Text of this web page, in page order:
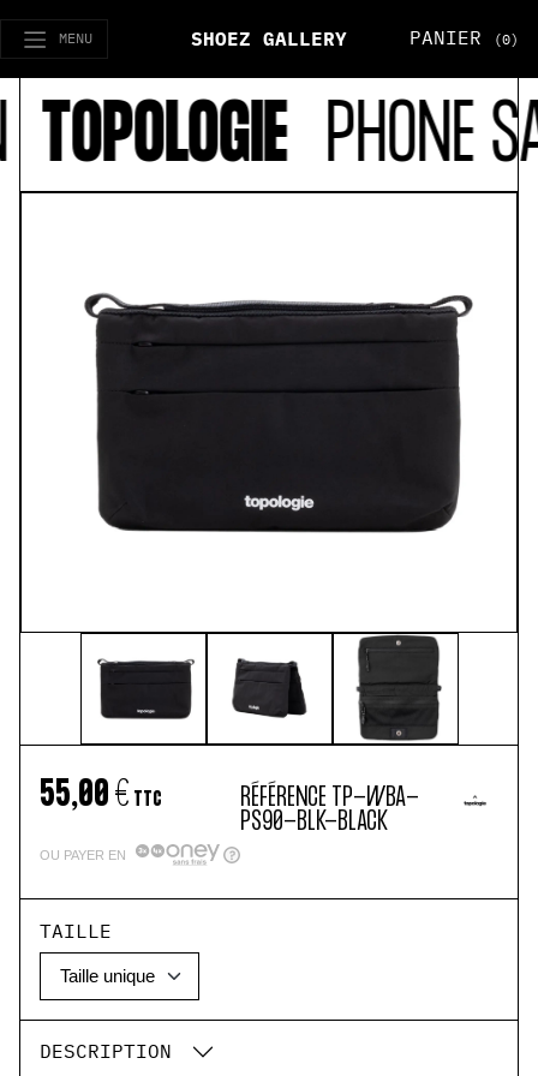
MENU SHOEZ GALLERY PANIER (0)
PHONE
55,00 € TTC
OU PAYER EN
RÉFÉRENCE TP-WBA-
PS90-BLK-BLACK
TAILLE
DESCRIPTION